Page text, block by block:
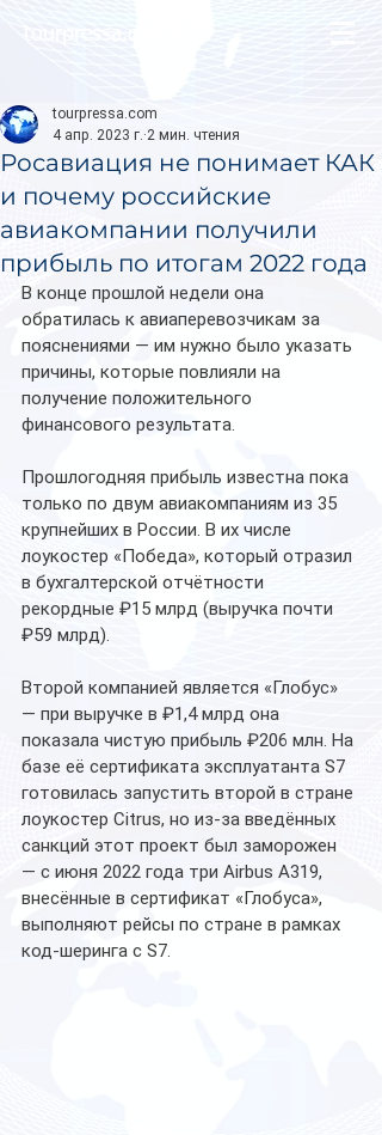
Росавиация не понимает КАК
и почему российские
авиакомпании получили
прибыль по итогам 2022 года
tourpressa.com
4 апр. 2023 г. 2 мин. чтения
В конце прошлой недели она
обратилась к авиаперевозчикам за
пояснениями — им нужно было указать
причины, которые повлияли на
получение положительного
финансового результата.
Прошлогодняя прибыль известна пока
только по двум авиакомпаниям из 35
крупнейших в России. В их числе
лоукостер «Победа», который отразил
в бухгалтерской отчётности
рекордные ₽15 млрд (выручка почти
₽59 млрд).
Второй компанией является «Глобус»
— при выручке в ₽1,4 млрд она
показала чистую прибыль ₽206 млн. На
базе её сертификата эксплуатанта S7
готовилась запустить второй в стране
лоукостер Citrus, но из-за введённых
санкций этот проект был заморожен
— с июня 2022 года три Airbus A319,
внесённые в сертификат «Глобуса»,
выполняют рейсы по стране в рамках
код-шеринга с S7.